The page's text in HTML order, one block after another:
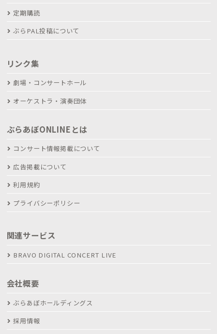
定期購読
ぶらPAL投稿について
リンク集
劇場・コンサートホール
オーケストラ・演奏団体
ぶらあぼONLINEとは
コンサート情報掲載について
広告掲載について
利用規約
プライバシーポリシー
関連サービス
BRAVO DIGITAL CONCERT LIVE
会社概要
ぶらあぼホールディングス
採用情報